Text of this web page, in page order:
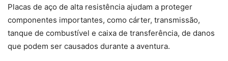
Placas de aço de alta resistência ajudam a proteger
componentes importantes, como cárter, transmissão,
tanque de combustível e caixa de transferência, de danos
que podem ser causados durante a aventura.